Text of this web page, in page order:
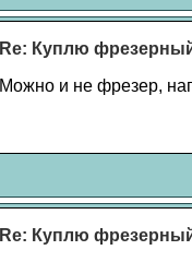
Re: Куплю
Можно и не фрезер,
Re: Куплю